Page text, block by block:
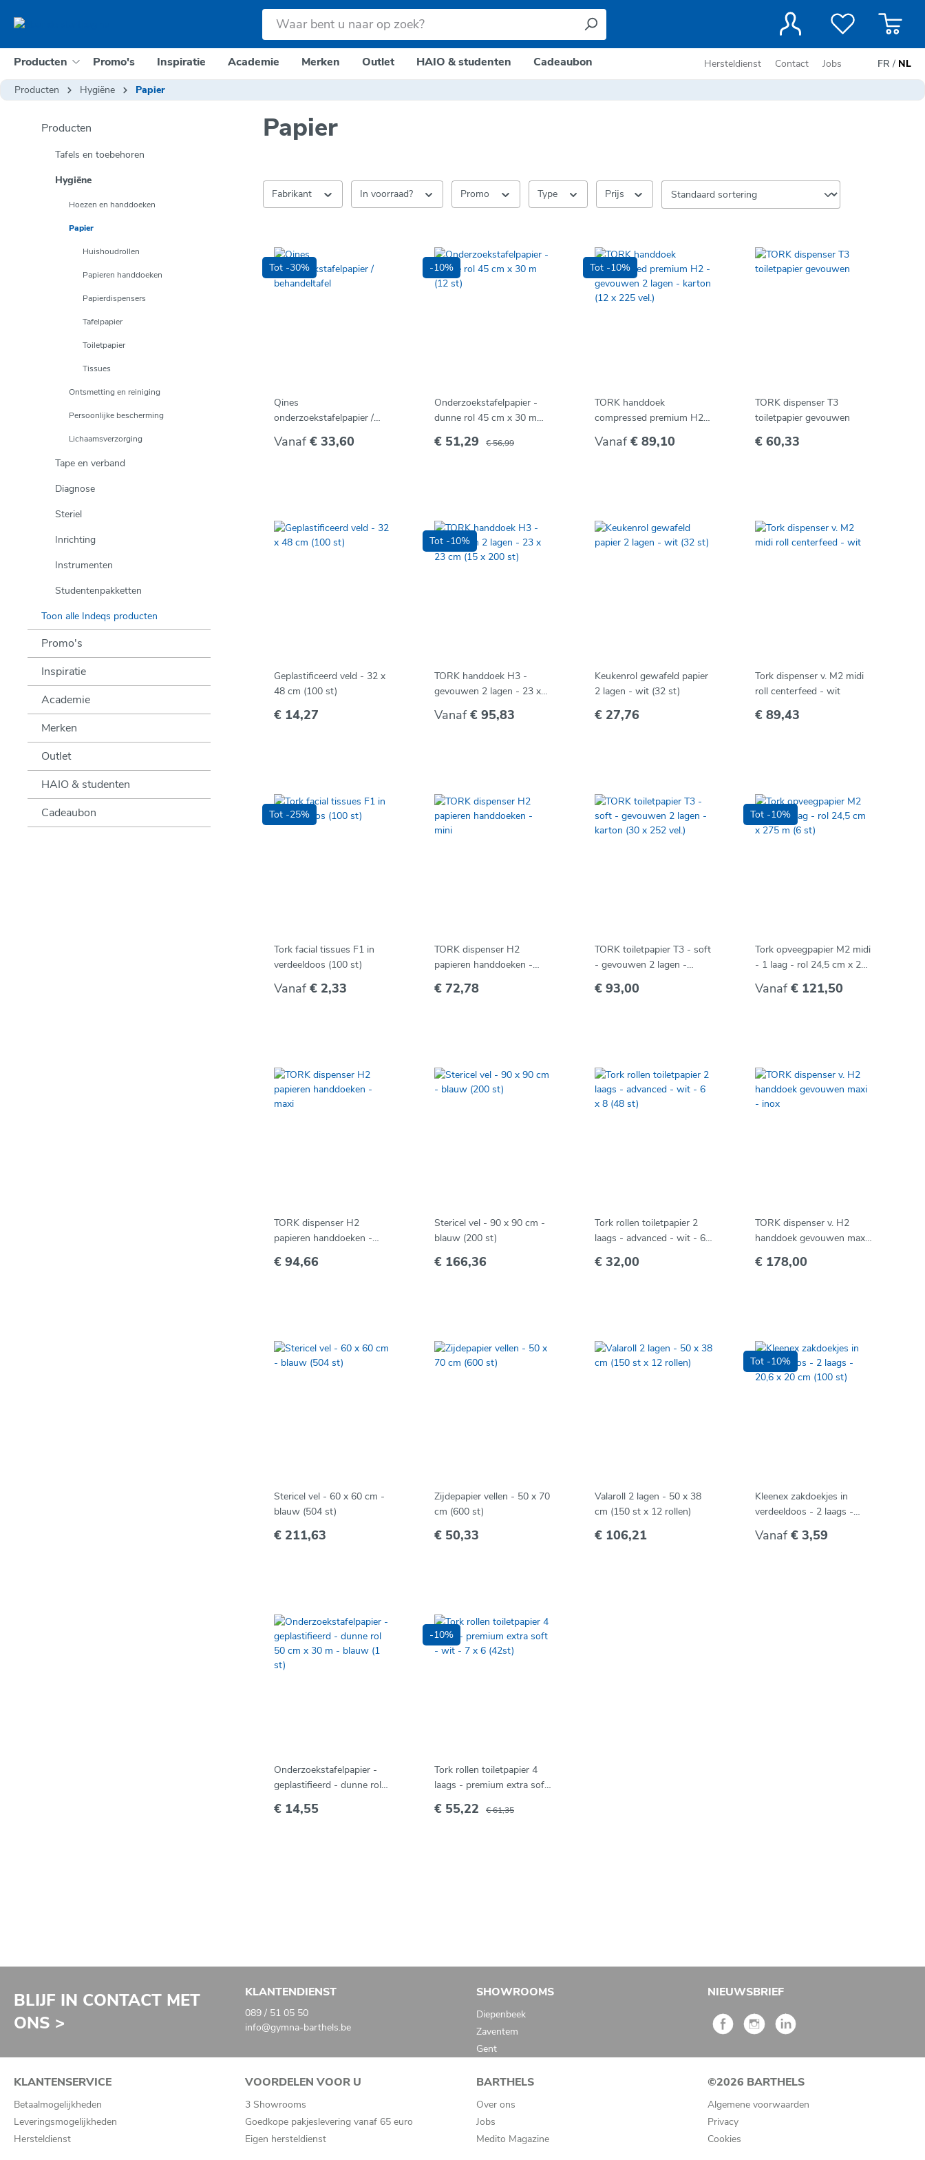
Producten Promo's Inspiratie Academie Merken Outlet HAIO & studenten Cadeaubon Hersteldienst Contact Jobs FR / NL
Producten
Hygiëne Papier
Producten
Tafels en toebehoren
Hygiëne
Hoezen en handdoeken
Papier
Huishoudrollen
Papieren handdoeken
Papierdispensers
Tafelpapier
Toiletpapier
Tissues
Ontsmetting en reiniging
Persoonlijke bescherming
Lichaamsverzorging
Tape en verband
Diagnose
Steriel
Inrichting
Instrumenten
Studentenpakketten
Toon alle Indeqs producten
Promo's
Inspiratie
Academie
Merken
Outlet
HAIO & studenten
Cadeaubon
Papier
Fabrikant In voorraad? Promo Type Prijs
Tot -30%
Qines
onderzoekstafelpapier /
Vanaf€ 33,60
-10%
Onderzoekstafelpapier -
dunne rol 45 cm x 30 m
€ 51,29 € 56,99
Tot -10%
TORK handdoek
compressed premium H2 -
(12 x 225 vel.)
Vanaf€ 89,10
TORK dispenser T3
toiletpapier gevouwen
€ 60,33
Geplastificeerd veld - 32 x
48 cm (100 st)
€ 14,27
Tot -10%
TORK handdoek H3 -
gevouwen 2 lagen - 23 x
Vanaf€ 95,83
Keukenrol gewafeld papier
2 lagen - wit (32 st)
€ 27,76
Tork dispenser v. M2 midi
roll centerfeed - wit
€ 89,43
Tot -25%
Tork facial tissues F1 in
verdeeldoos (100 st)
Vanaf€ 2,33
TORK dispenser H2
papieren handdoeken -
€ 72,78
TORK toiletpapier T3 - soft
- gevouwen 2 lagen -
€ 93,00
Tot -10%
Tork opveegpapier M2 midi
- 1 laag - rol 24,5 cm x 275
Vanaf€ 121,50
TORK dispenser H2
papieren handdoeken -
€ 94,66
Stericel vel - 90 x 90 cm -
blauw (200 st)
€ 166,36
Tork rollen toiletpapier 2
laags - advanced - wit - 6
€ 32,00
TORK dispenser v. H2
handdoek gevouwen maxi
€ 178,00
Stericel vel - 60 x 60 cm -
blauw (504 st)
€ 211,63
Zijdepapier vellen - 50 x 70
cm (600 st)
€ 50,33
Valaroll 2 lagen - 50 x 38
cm (150 st x 12 rollen)
€ 106,21
Tot -10%
Kleenex zakdoekjes in
verdeeldoos - 2 laags -
Vanaf€ 3,59
Onderzoekstafelpapier -
geplastifieerd - dunne rol
st)
€ 14,55
-10%
Tork rollen toiletpapier 4
laags - premium extra soft
€ 55,22 € 61,35
BLIJF IN CONTACT MET
ONS >
KLANTENDIENST
089 / 51 05 50
info@gymna-barthels.be
SHOWROOMS
Diepenbeek
Zaventem
Gent
NIEUWSBRIEF
KLANTENSERVICE
Betaalmogelijkheden
Leveringsmogelijkheden
Hersteldienst
VOORDELEN VOOR U
3 Showrooms
Goedkope pakjeslevering vanaf 65 euro
Eigen hersteldienst
BARTHELS
Over ons
Jobs
Medito Magazine
©2026 BARTHELS
Algemene voorwaarden
Privacy
Cookies